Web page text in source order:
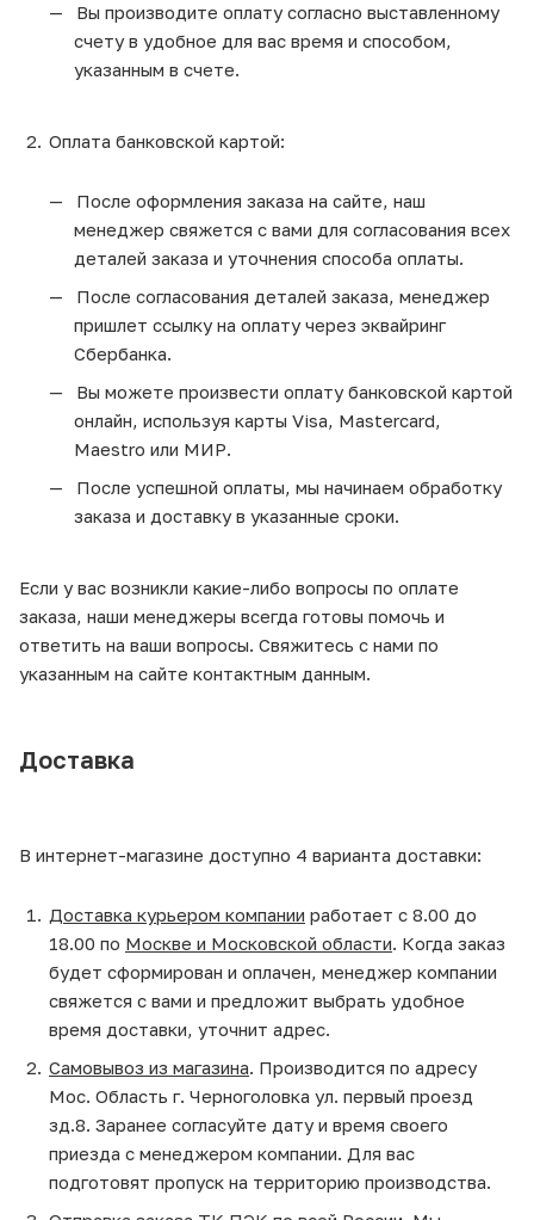
Вы производите оплату согласно выставленному
счету в удобное для вас время и способом,
указанным в счете.
Оплата банковской картой:
После оформления заказа на сайте, наш
менеджер свяжется с вами для согласования всех
деталей заказа и уточнения способа оплаты.
После согласования деталей заказа, менеджер
пришлет ссылку на оплату через эквайринг
Сбербанка.
Вы можете произвести оплату банковской картой
онлайн, используя карты Visa, Mastercard,
Maestro или МИР.
После успешной оплаты, мы начинаем обработку
заказа и доставку в указанные сроки.
Если у вас возникли какие-либо вопросы по оплате
заказа, наши менеджеры всегда готовы помочь и
ответить на ваши вопросы. Свяжитесь с нами по
указанным на сайте контактным данным.
Доставка
В интернет-магазине доступно 4 варианта доставки:
Доставка курьером компании работает с 8.00 до
18.00 по Москве и Московской области. Когда заказ
будет сформирован и оплачен, менеджер компании
свяжется с вами и предложит выбрать удобное
время доставки, уточнит адрес.
Самовывоз из магазина. Производится по адресу
Мос. Область г. Черноголовка ул. первый проезд
зд.8. Заранее согласуйте дату и время своего
приезда с менеджером компании. Для вас
подготовят пропуск на территорию производства.